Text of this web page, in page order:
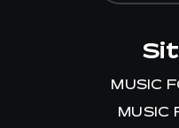
MUSIC
MUSIC